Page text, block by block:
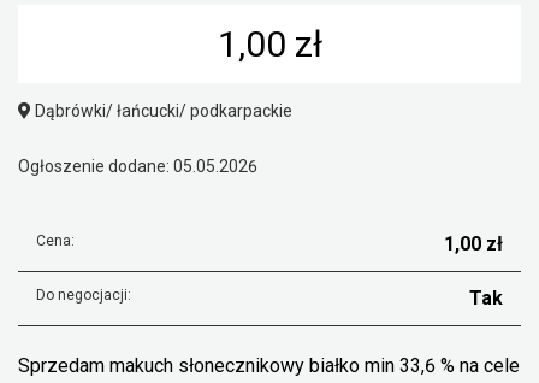
1,00 zł
Dąbrówki/ łańcucki/ podkarpackie
Ogłoszenie dodane: 05.05.2026
Cena: 1,00 zł
Do negocjacji: Tak
Sprzedam makuch słonecznikowy białko min 33,6 % na cele